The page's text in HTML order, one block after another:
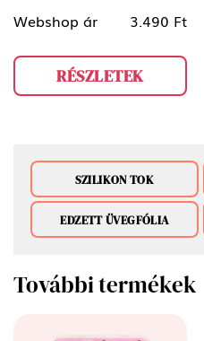
Webshop ár 3.490 Ft
RÉSZLETEK
SZILIKON TOK
EDZETT ÜVEGFÓLIA
További termékek